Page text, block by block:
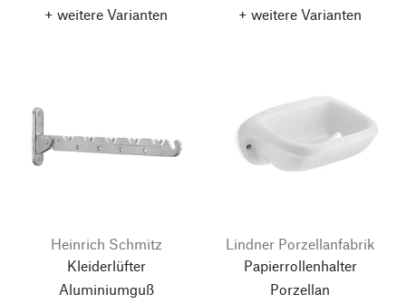
+ weitere Varianten
+ weitere Varianten
Heinrich Schmitz
Kleiderlüfter
Aluminiumguß
Lindner Porzellanfabrik
Papierrollenhalter
Porzellan